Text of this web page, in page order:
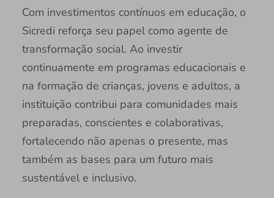
Com investimentos contínuos em educação, o
Sicredi reforça seu papel como agente de
transformação social. Ao investir
continuamente em programas educacionais e
na formação de crianças, jovens e adultos, a
instituição contribui para comunidades mais
preparadas, conscientes e colaborativas,
fortalecendo não apenas o presente, mas
também as bases para um futuro mais
sustentável e inclusivo.